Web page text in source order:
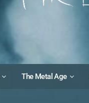
The Metal Age